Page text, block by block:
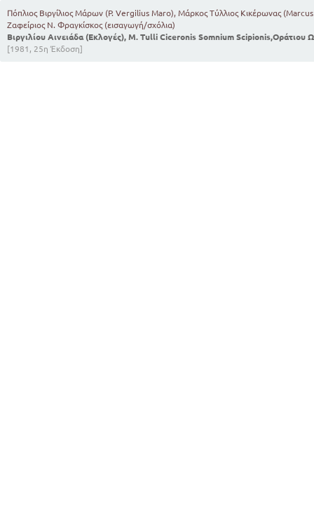
Πόπλιος Βιργίλιος Μάρων (P. Vergilius Maro), Μάρκος Τύλλιος Κικέρωνας
Ζαφείριος Ν. Φραγκίσκος (εισαγωγή/σχόλια)
Βιργιλίου Αινειάδα (Εκλογές), M. Tulli Ciceronis Somnium Scipionis,Οράτιου
[1981, 25η Έκδοση]